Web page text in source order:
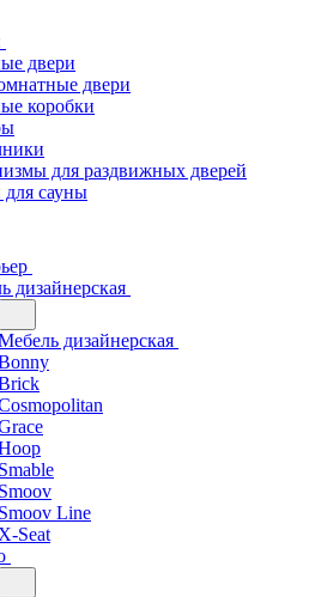
двери
двери
коробки
для раздвижных дверей
для сауны
дизайнерская
дизайнерская
Smable
Smoov
Smoov Line
X-Seat